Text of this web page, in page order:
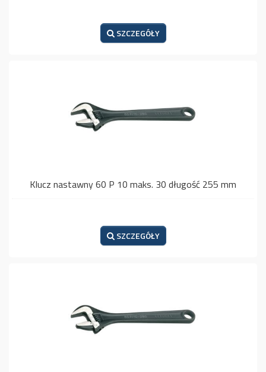
SZCZEGÓŁY
Klucz nastawny 60 P 10 maks. 30 długość 255 mm
SZCZEGÓŁY